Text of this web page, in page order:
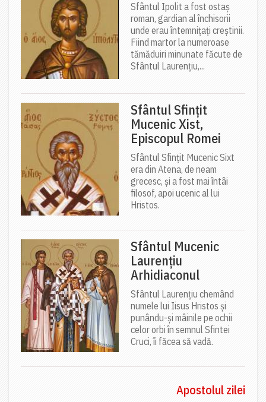
Sfântul Ipolit a fost ostaș
roman, gardian al închisorii
unde erau întemnițați creștinii.
Fiind martor la numeroase
tămăduiri minunate făcute de
Sfântul Laurențiu,...
Sfântul Sfințit
Mucenic Xist,
Episcopul Romei
Sfântul Sfințit Mucenic Sixt
era din Atena, de neam
grecesc, și a fost mai întâi
filosof, apoi ucenic al lui
Hristos.
Sfântul Mucenic
Laurențiu
Arhidiaconul
Sfântul Laurențiu chemând
numele lui Iisus Hristos și
punându-și mâinile pe ochii
celor orbi în semnul Sfintei
Cruci, îi făcea să vadă.
Apostolul zilei